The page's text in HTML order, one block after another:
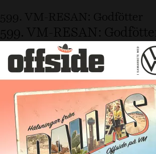
599. VM-RESAN: Godfötter
599. VM-RESAN: